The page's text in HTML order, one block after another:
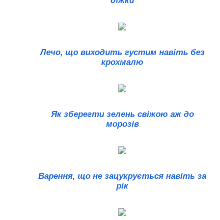
Лечо, що виходить густим навіть без
крохмалю
Як зберегти зелень свіжою аж до
морозів
Варення, що не зацукрується навіть за
рік